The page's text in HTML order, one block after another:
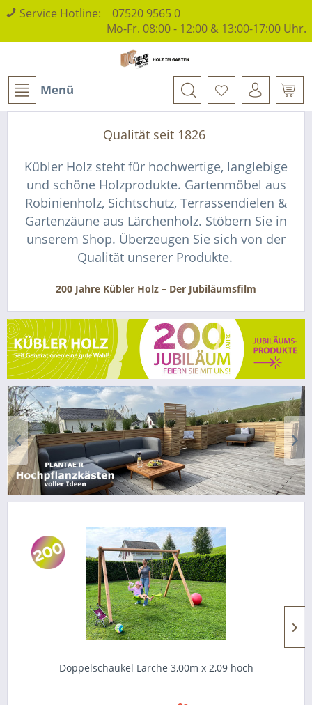
Service Hotline: 07520 9565 0
Mo-Fr. 08:00 - 12:00 & 13:00-17:00 Uhr.
Menü
Qualität seit 1826
Kübler Holz steht für hochwertige, langlebige
und schöne Holzprodukte. Gartenmöbel aus
Robinienholz, Sichtschutz, Terrassendielen &
Gartenzäune aus Lärchenholz. Stöbern Sie in
unserem Shop. Überzeugen Sie sich von der
Qualität unserer Produkte.
200 Jahre Kübler Holz – Der Jubiläumsfilm
Doppelschaukel Lärche 3,00m x 2,09 hoch